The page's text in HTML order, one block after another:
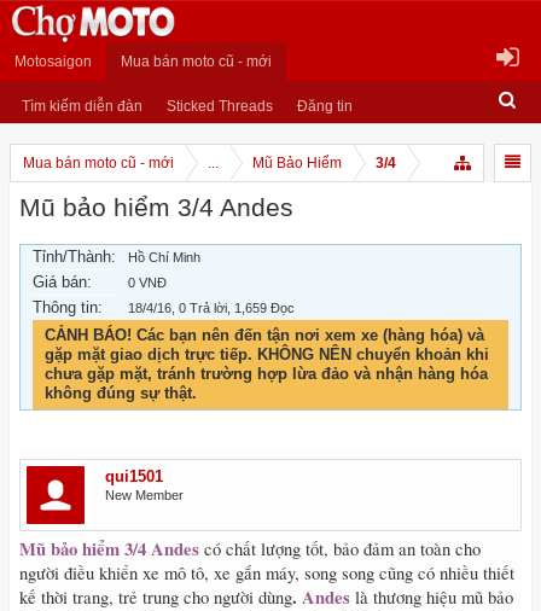
Motosaigon Mua bán moto cũ - mới
Tìm kiếm diễn đàn Sticked Threads Đăng tin
Mua bán moto cũ - mới ... Mũ Bảo Hiểm 3/4
Mũ bảo hiểm 3/4 Andes
Tỉnh/Thành: Hồ Chí Minh
Giá bán: 0 VNĐ
Thông tin: 18/4/16 , 0 Trả lời, 1,659 Đọc
CẢNH BÁO! Các bạn nên đến tận nơi xem xe (hàng hóa) và
gặp mặt giao dịch trực tiếp. KHÔNG NÊN chuyển khoản khi
chưa gặp mặt, tránh trường hợp lừa đảo và nhận hàng hóa
không đúng sự thật.
qui1501
New Member
Mũ bảo hiểm 3/4 Andes có chất lượng tốt, bảo đảm an toàn cho
người điều khiển xe mô tô, xe gắn máy, song song cũng có nhiều thiết
kế thời trang, trẻ trung cho người dùng. Andes là thương hiệu mũ bảo